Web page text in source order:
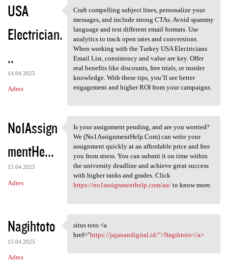
USA
Electrician.
..
14.04.2025
Adres
Craft compelling subject
Craft compelling subject lines, personalize your
messages, and include strong CTAs. Avoid spammy
language and test different email formats. Use
analytics to track open rates and conversions.
When working with the Turkey USA Electricians
Email List, consistency and value are key. Offer
real benefits like discounts, free trials, or insider
knowledge. With these tips, you’ll see better
engagement and higher ROI from your campaigns.
No1Assign
mentHe...
15.04.2025
Adres
Is your assignment pending,
Is your assignment pending, and are you worried?
We (No1AssignmentHelp.Com) can write your
assignment quickly at an affordable price and free
you from stress. You can submit it on time within
the university deadline and achieve great success
with higher ranks and grades. Click
https://no1assignmenthelp.com/au/to know more.
Nagihtoto
15.04.2025
Adres
situs toto <a href="https:/
situs toto <a
href="https://jajanandigital.id/">Nagihtoto</a>